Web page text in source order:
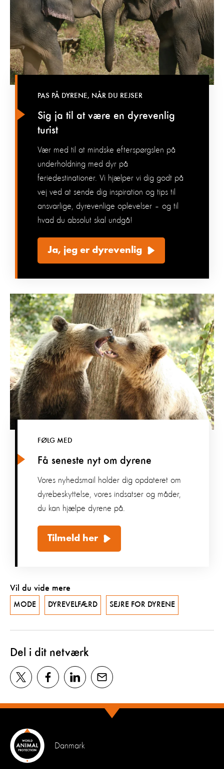
Sig ja til at være en dyrevenlig
turist
PAS PÅ DYRENE, NÅR DU REJSER
Vær med til at mindske efterspørgslen på
underholdning med dyr på
feriedestinationer. Vi hjælper vi dig godt på
vej ved at sende dig inspiration og tips til
ansvarlige, dyrevenlige oplevelser – og til
hvad du absolut skal undgå!
Ja, jeg er dyrevenlig
Få seneste nyt om dyrene
FØLG MED
Vores nyhedsmail holder dig opdateret om
dyrebeskyttelse, vores indsatser og måder,
du kan hjælpe dyrene på.
Tilmeld her
Vil du vide mere
MODE DYREVELFÆRD SEJRE FOR DYRENE
Del i dit netværk
Danmark